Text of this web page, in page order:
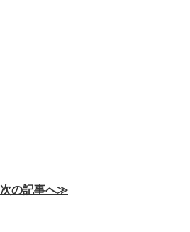
次の記事へ≫